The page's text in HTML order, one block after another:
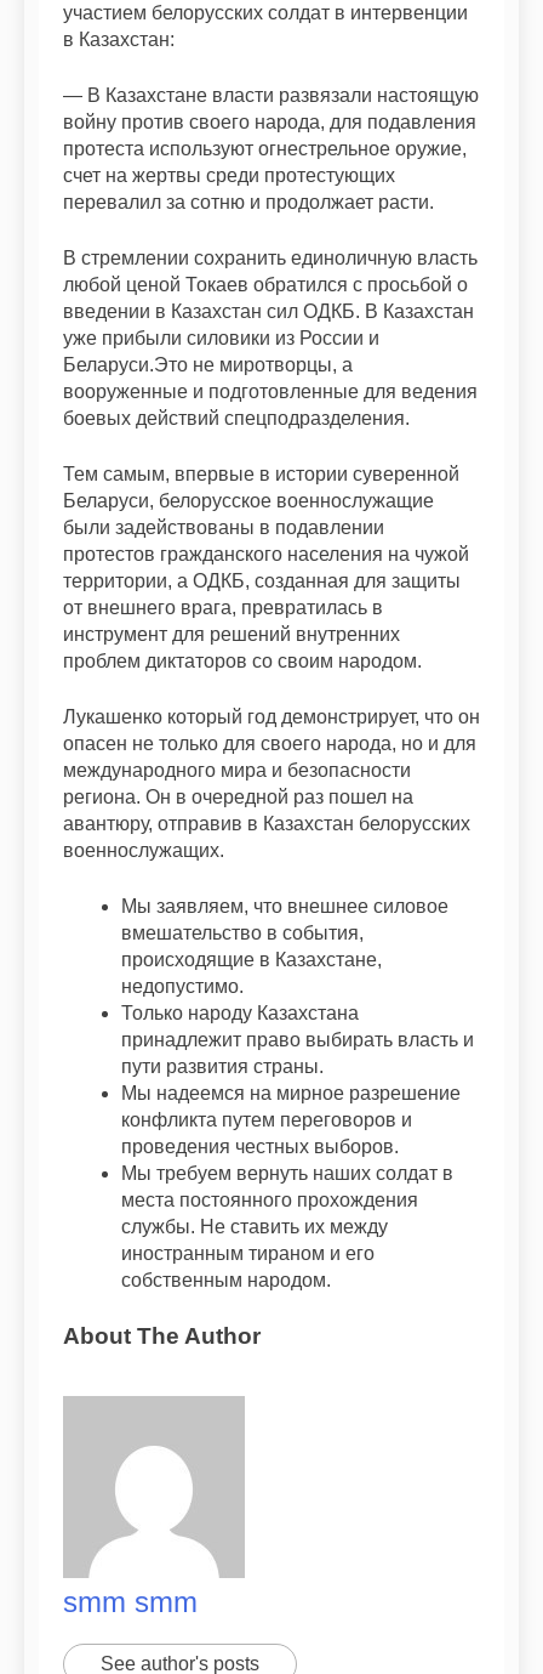
участием белорусских солдат в интервенции
в Казахстан:
— В Казахстане власти развязали настоящую
войну против своего народа, для подавления
протеста используют огнестрельное оружие,
счет на жертвы среди протестующих
перевалил за сотню и продолжает расти.
В стремлении сохранить единоличную власть
любой ценой Токаев обратился с просьбой о
введении в Казахстан сил ОДКБ. В Казахстан
уже прибыли силовики из России и
Беларуси.Это не миротворцы, а
вооруженные и подготовленные для ведения
боевых действий спецподразделения.
Тем самым, впервые в истории суверенной
Беларуси, белорусское военнослужащие
были задействованы в подавлении
протестов гражданского населения на чужой
территории, а ОДКБ, созданная для защиты
от внешнего врага, превратилась в
инструмент для решений внутренних
проблем диктаторов со своим народом.
Лукашенко который год демонстрирует, что он
опасен не только для своего народа, но и для
международного мира и безопасности
региона. Он в очередной раз пошел на
авантюру, отправив в Казахстан белорусских
военнослужащих.
Мы заявляем, что внешнее силовое
вмешательство в события,
происходящие в Казахстане,
недопустимо.
Только народу Казахстана
принадлежит право выбирать власть и
пути развития страны.
Мы надеемся на мирное разрешение
конфликта путем переговоров и
проведения честных выборов.
Мы требуем вернуть наших солдат в
места постоянного прохождения
службы. Не ставить их между
иностранным тираном и его
собственным народом.
About The Author
smm smm
See author's posts